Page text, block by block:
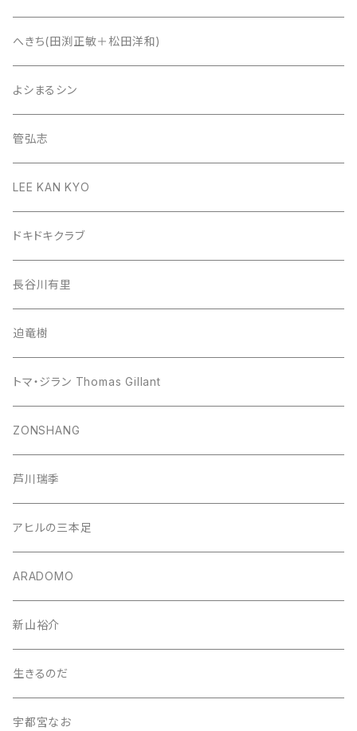
へきち(田渕正敏＋松田洋和)
よシまるシン
管弘志
LEE KAN KYO
ドキドキクラブ
長谷川有里
迫竜樹
トマ・ジラン Thomas Gillant
ZONSHANG
芦川瑞季
アヒルの三本足
ARADOMO
新山裕介
生きるのだ
宇都宮なお